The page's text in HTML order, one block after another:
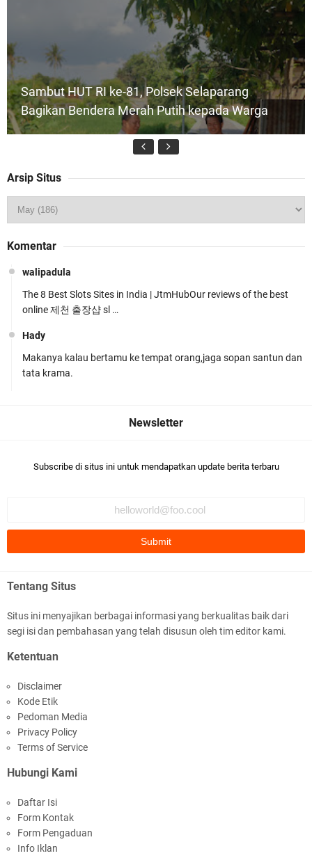
Sambut HUT RI ke-81, Polsek Selaparang
Bagikan Bendera Merah Putih kepada Warga
Hadapi Tantangan Kamtibmas
Tim URC Polres Lombok Timur Ringkus Pelaku
Polsek Gunungsari Kawal keamanan Acara
Selamatan Bendungan Meninting
Lingkungan Taman Perkuat Sinergitas
Arsip Situs
Komentar
walipadula
The 8 Best Slots Sites in India | JtmHubOur reviews of the best
online 제천 출장샵 sl …
Hady
Makanya kalau bertamu ke tempat orang,jaga sopan santun dan
tata krama.
Subscribe di situs ini untuk mendapatkan update berita terbaru
Tentang Situs
Situs ini menyajikan berbagai informasi yang berkualitas baik dari
segi isi dan pembahasan yang telah disusun oleh tim editor kami.
Ketentuan
Disclaimer
Kode Etik
Pedoman Media
Privacy Policy
Terms of Service
Hubungi Kami
Daftar Isi
Form Kontak
Form Pengaduan
Info Iklan